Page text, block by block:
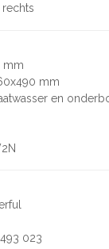
mm
mm
en
023